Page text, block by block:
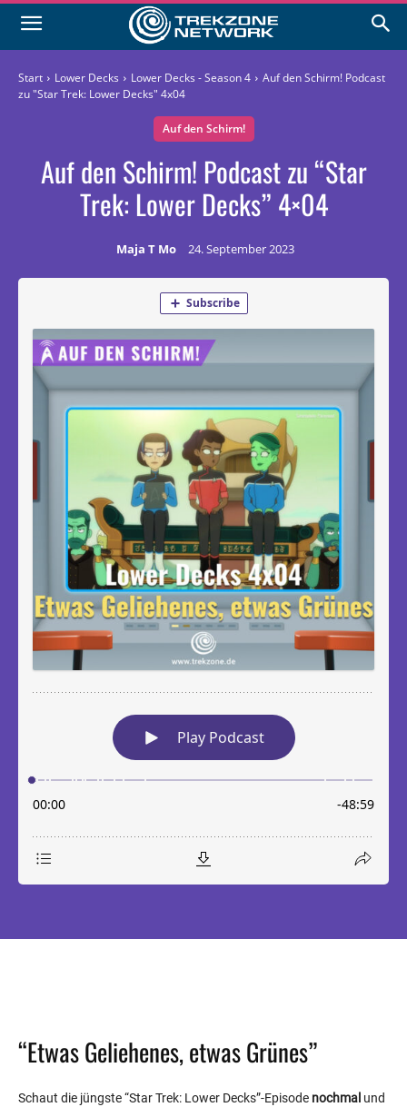
Start Lower Decks Lower Decks - Season 4
Auf den Schirm! Podcast
zu "Star Trek: Lower Decks" 4x04
Auf den Schirm!
Auf den Schirm! Podcast zu “Star
Trek: Lower Decks” 4×04
Maja T Mo 24. September 2023
“Etwas Geliehenes, etwas Grünes”
Schaut die jüngste “Star Trek: Lower Decks”-Episode nochmal und